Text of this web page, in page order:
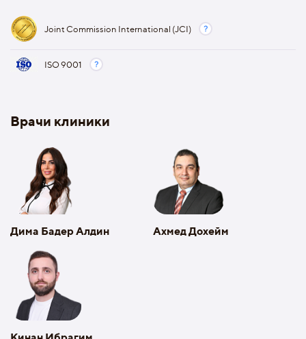
Joint Commission International (JCI)
ISO 9001
Врачи клиники
Дима Бадер Алдин Ахмед Дохейм